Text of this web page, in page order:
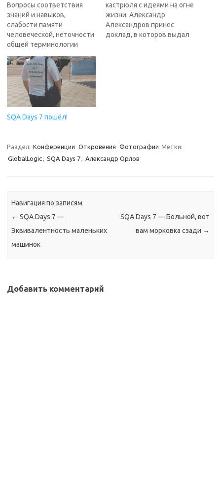
Вопросы соответствия
знаний и навыков,
слабости памяти
человеческой, неточности
общей терминологии
тестировщиков, а также
то, что знания в нашей
области сами по себе
никому не нужны - все это
обсуждается на
"квадратном столе"
Алексея Баранцева про
сертификацию
разделился на две
парламенте. Я сел ближе
кастрюля с идеями на огне
жизни. Александр
Александров принес
доклад, в которов выдал
сделали сами", говорит
комментируя…
SQA Days 7 пошёл!
Раздел: Конференции Откровения Фотографии Метки:
GlobalLogic, SQA Days 7, Александр Орлов
Навигация по записям
← SQA Days 7 —
Эквивалентность маленьких
машинок
SQA Days 7 — Больной, вот
вам морковка сзади →
Добавить комментарий